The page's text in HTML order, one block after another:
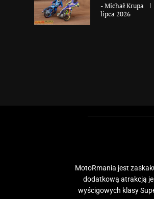
-Michał Krupa
lipca 2026
MotoRmania jest
dodatkową atrakcją
wyścigowych klasy